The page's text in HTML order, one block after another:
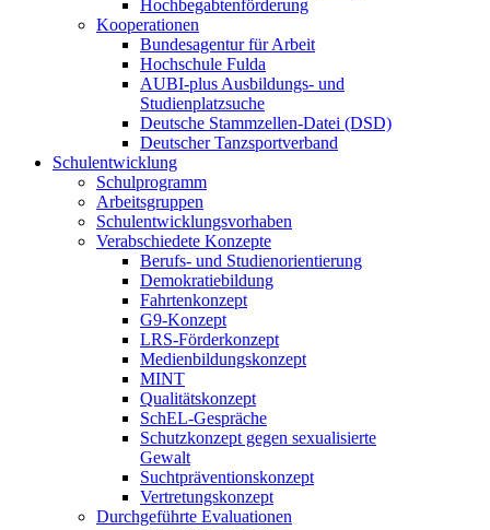
Hochbegabtenförderung
Kooperationen
Bundesagentur für Arbeit
Hochschule Fulda
AUBI-plus Ausbildungs- und
Studienplatzsuche
Deutsche Stammzellen-Datei (DSD)
Deutscher Tanzsportverband
Schulentwicklung
Schulprogramm
Arbeitsgruppen
Schulentwicklungsvorhaben
Verabschiedete Konzepte
Berufs- und Studienorientierung
Demokratiebildung
Fahrtenkonzept
G9-Konzept
LRS-Förderkonzept
Medienbildungskonzept
MINT
Qualitätskonzept
SchEL-Gespräche
Schutzkonzept gegen sexualisierte
Gewalt
Suchtpräventionskonzept
Vertretungskonzept
Durchgeführte Evaluationen